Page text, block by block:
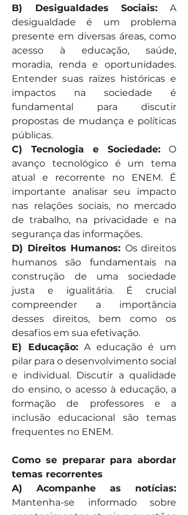
B) Desigualdades Sociais: A
desigualdade é um problema
presente em diversas áreas, como
acesso à educação, saúde,
moradia, renda e oportunidades.
Entender suas raízes históricas e
impactos na sociedade é
fundamental para discutir
propostas de mudança e políticas
públicas.
C) Tecnologia e Sociedade: O
avanço tecnológico é um tema
atual e recorrente no ENEM. É
importante analisar seu impacto
nas relações sociais, no mercado
de trabalho, na privacidade e na
segurança das informações.
D) Direitos Humanos: Os direitos
humanos são fundamentais na
construção de uma sociedade
justa e igualitária. É crucial
compreender a importância
desses direitos, bem como os
desafios em sua efetivação.
E) Educação: A educação é um
pilar para o desenvolvimento social
e individual. Discutir a qualidade
do ensino, o acesso à educação, a
formação de professores e a
inclusão educacional são temas
frequentes no ENEM.
Como se preparar para abordar
temas recorrentes
Mantenha-se informado sobre